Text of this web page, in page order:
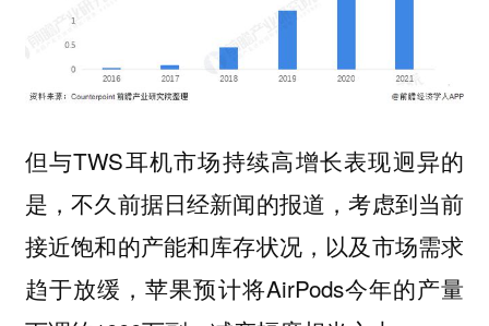
但与TWS耳机市场持续高增长表现迥异的
是，不久前据日经新闻的报道，考虑到当前
接近饱和的产能和库存状况，以及市场需求
趋于放缓，苹果预计将AirPods今年的产量